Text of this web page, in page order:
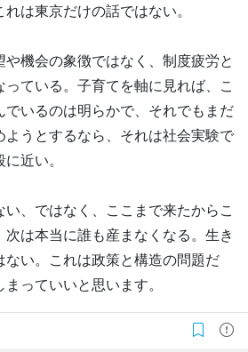
は東京だけの話ではない。
機会の象徴ではなく、制度疲労と
ている。子育てを軸に見れば、こ
でいるのは明らかで、それでもまだ
ようとするなら、それは社会実験で
近い。
い、ではなく、ここまで来たからこ
次は本当に誰も産まなくなる。生き
ない。これは政策と構造の問題だ
っていいと思います。